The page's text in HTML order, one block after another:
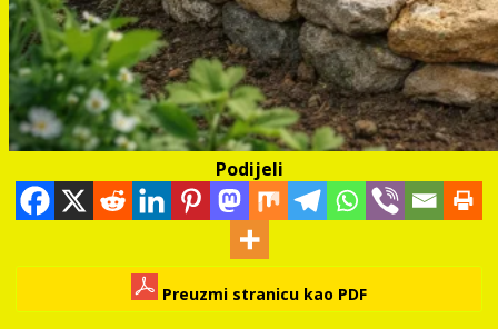
Podijeli
Preuzmi stranicu kao PDF